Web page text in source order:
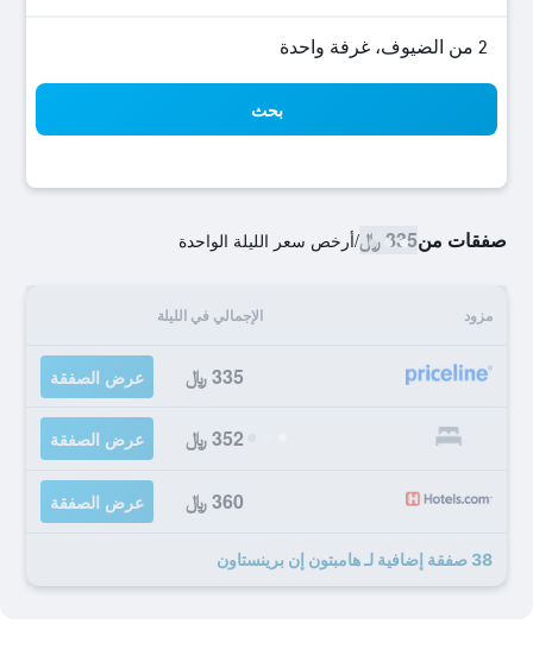
2 من الضيوف، غرفة واحدة
بحث
صفقات من335 ﷼ /أرخص سعر الليلة الواحدة
مزود الإجمالي في الليلة
335 ﷼ عرض الصفقة
352 ﷼ عرض الصفقة
360 ﷼ عرض الصفقة
38 صفقة إضافية لـ هامبتون إن برينستاون